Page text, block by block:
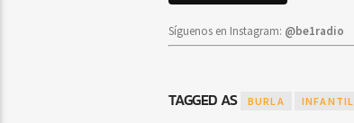
Síguenos en Instagram: @be1radio
TAGGED AS BURLA INFANTIL